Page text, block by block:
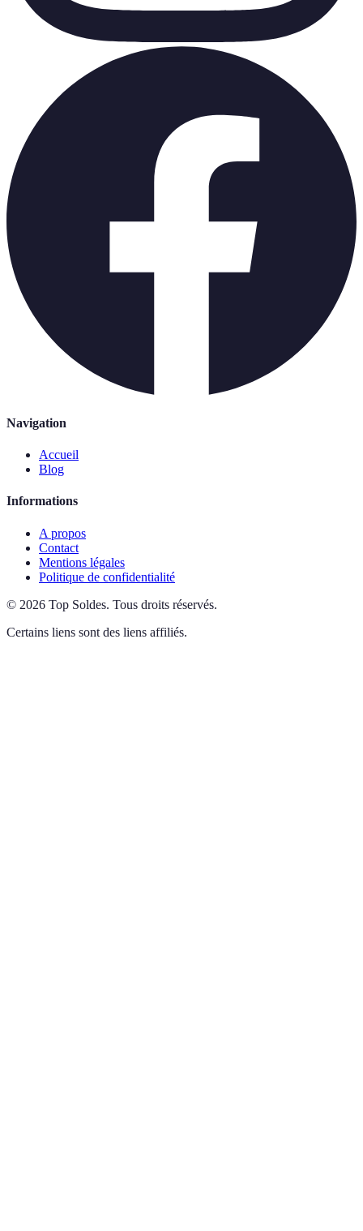
Navigation
Accueil
Blog
Informations
A propos
Contact
Mentions légales
Politique de confidentialité
© 2026 Top Soldes. Tous droits réservés.
Certains liens sont des liens affiliés.